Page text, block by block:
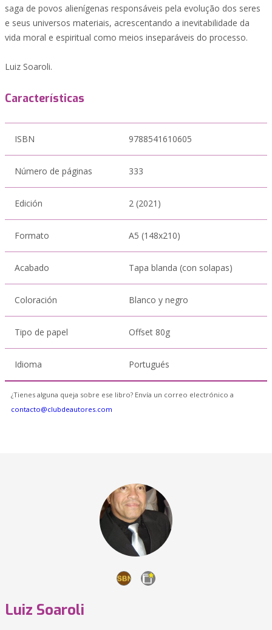
saga de povos alienígenas responsáveis pela evolução dos seres
e seus universos materiais, acrescentando a inevitabilidade da
vida moral e espiritual como meios inseparáveis do processo.
Luiz Soaroli.
Características
ISBN 9788541610605
Número de páginas 333
Edición 2 (2021)
Formato A5 (148x210)
Acabado Tapa blanda (con solapas)
Coloración Blanco y negro
Tipo de papel Offset 80g
Idioma Portugués
¿Tienes alguna queja sobre ese libro? Envía un correo electrónico a
contacto@clubdeautores.com
Luiz Soaroli